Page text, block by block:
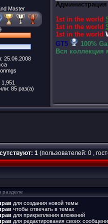
Master
25.06.2008
85 раз(а)
1st in the world
1st in the world
1st in the world
GT5
100%
Вся коллекция
1 (пользователей: 0 ,
разделе
для создания новой темы
чтобы отвечать в темах
для прикрепления вложений
для редактирования своих